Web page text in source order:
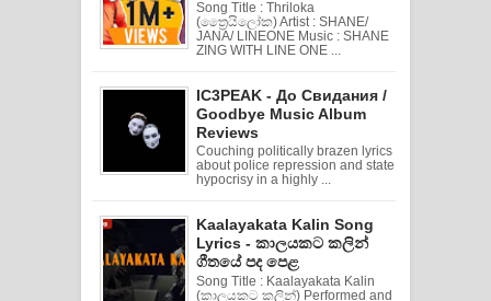
Song Title : Thriloka
(ත්‍රෛයිලෝක) Artist : SHANE/
JANA/ LINEONE Music : SHANE
ZING WITH LINE ONE ...
IC3PEAK - До Свидания /
Goodbye Music Album
Reviews
Couching politically brazen lyrics
about police repression and state
hypocrisy in a highly ...
Kaalayakata Kalin Song
Lyrics - කාලයකට කලින්
ගීතයේ පද පෙළ
Song Title : Kaalayakata Kalin
(කාලයකට කලින්) Performed and